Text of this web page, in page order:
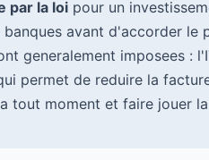
par la loi pour un
avant d'accorder le
generalement imposees :
permet de reduire la
tout moment et faire jouer